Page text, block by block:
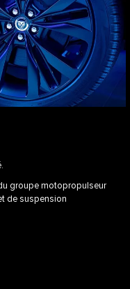
groupe motopropulseur
de suspension